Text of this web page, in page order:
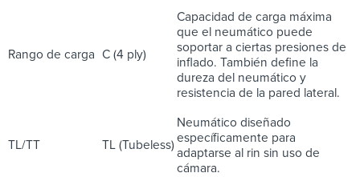
Rango de carga C (4 ply)
Capacidad de carga máxima
que el neumático puede
soportar a ciertas presiones de
inflado. También define la
dureza del neumático y
resistencia de la pared lateral.
TL/TT TL (Tubeless)
Neumático diseñado
específicamente para
adaptarse al rin sin uso de
cámara.